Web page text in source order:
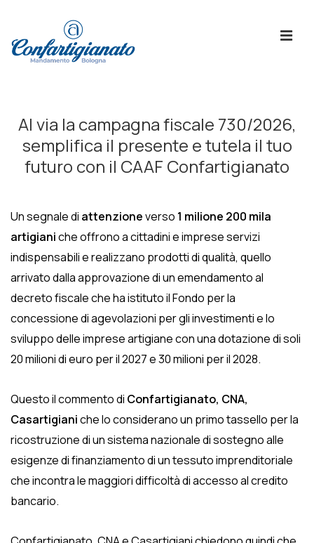
Principale
Al via la campagna fiscale 730/2026,
semplifica il presente e tutela il tuo
futuro con il CAAF Confartigianato
Un segnale di attenzioneverso 1 milione 200 mila
artigianiche offrono a cittadini e imprese servizi
indispensabili e realizzano prodotti di qualità, quello
arrivato dalla approvazione di un emendamento al
decreto fiscale che ha istituto il Fondo per la
concessione di agevolazioni per gli investimenti e lo
sviluppo delle imprese artigiane con una dotazione di soli
20 milioni di euro per il 2027 e 30 milioni per il 2028.
Questo il commento di Confartigianato, CNA,
Casartigianiche lo considerano un primo tassello per la
ricostruzione di un sistema nazionale di sostegno alle
esigenze di finanziamento di un tessuto imprenditoriale
che incontra le maggiori difficoltà di accesso al credito
bancario.